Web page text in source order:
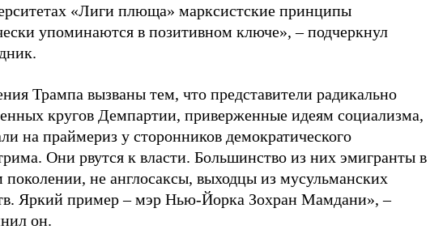
«Лиги плюща» марксистские принципы
упоминаются в позитивном ключе», – подчеркнул
Трампа вызваны тем, что представители радикально
кругов Демпартии, приверженные идеям социализма,
на праймериз у сторонников демократического
Они рвутся к власти. Большинство из них эмигранты в
поколении, не англосаксы, выходцы из мусульманских
Яркий пример – мэр Нью-Йорка Зохран Мамдани», –
он.